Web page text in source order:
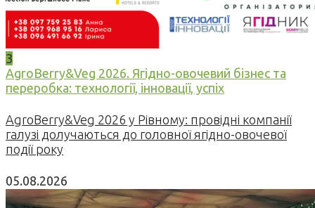
3
AgroBerry&Veg 2026. Ягідно-овочевий бізнес та
переробка: технології, інновації, успіх
AgroBerry&Veg 2026 у Рівному: провідні компанії
галузі долучаються до головної ягідно-овочевої
події року
05.08.2026